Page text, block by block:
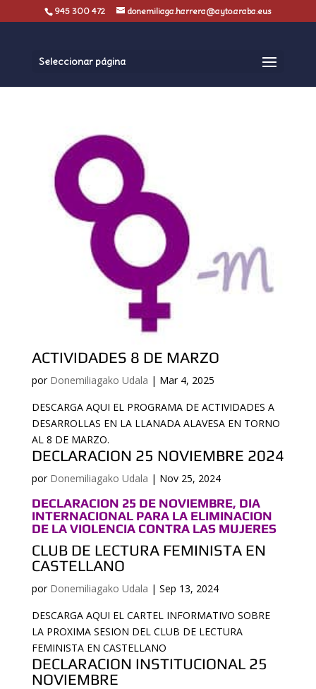
945 300 472 donemiliaga.harrera@ayto.araba.eus
Seleccionar página
ACTIVIDADES 8 DE MARZO
por Donemiliagako Udala | Mar 4, 2025
DESCARGA AQUI EL PROGRAMA DE ACTIVIDADES A
DESARROLLAS EN LA LLANADA ALAVESA EN TORNO
AL 8 DE MARZO.
DECLARACION 25 NOVIEMBRE 2024
por Donemiliagako Udala | Nov 25, 2024
DECLARACION 25 DE NOVIEMBRE, DIA
INTERNACIONAL PARA LA ELIMINACION
DE LA VIOLENCIA CONTRA LAS MUJERES
CLUB DE LECTURA FEMINISTA EN
CASTELLANO
por Donemiliagako Udala | Sep 13, 2024
DESCARGA AQUI EL CARTEL INFORMATIVO SOBRE
LA PROXIMA SESION DEL CLUB DE LECTURA
FEMINISTA EN CASTELLANO
DECLARACION INSTITUCIONAL 25
NOVIEMBRE